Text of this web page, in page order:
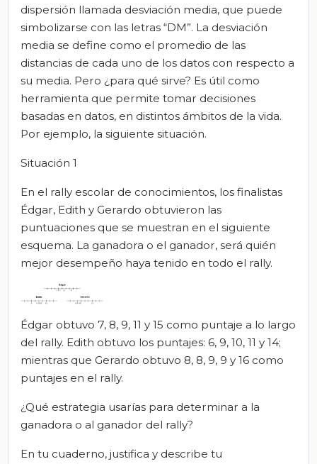
dispersión llamada desviación media, que puede
simbolizarse con las letras “DM”. La desviación
media se define como el promedio de las
distancias de cada uno de los datos con respecto a
su media. Pero ¿para qué sirve? Es útil como
herramienta que permite tomar decisiones
basadas en datos, en distintos ámbitos de la vida.
Por ejemplo, la siguiente situación.
Situación 1
En el rally escolar de conocimientos, los finalistas
Édgar, Edith y Gerardo obtuvieron las
puntuaciones que se muestran en el siguiente
esquema. La ganadora o el ganador, será quién
mejor desempeño haya tenido en todo el rally.
Édgar obtuvo 7, 8, 9, 11 y 15 como puntaje a lo largo
del rally. Edith obtuvo los puntajes: 6, 9, 10, 11 y 14;
mientras que Gerardo obtuvo 8, 8, 9, 9 y 16 como
puntajes en el rally.
¿Qué estrategia usarías para determinar a la
ganadora o al ganador del rally?
En tu cuaderno, justifica y describe tu